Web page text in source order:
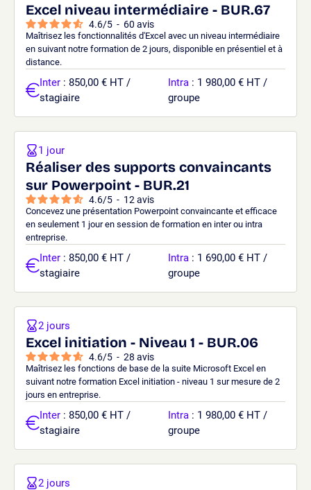
Excel niveau intermédiaire - BUR.67
4.6/5 - 60 avis
Maîtrisez les fonctionnalités d'Excel avec un niveau intermédiaire
en suivant notre formation de 2 jours, disponible en présentiel et à
distance.
Inter : 850,00 € HT /
stagiaire
Intra : 1 980,00 € HT /
groupe
Réaliser des supports convaincants
sur Powerpoint - BUR.21
4.6/5 - 12 avis
Concevez une présentation Powerpoint convaincante et efficace
en seulement 1 jour en session de formation en inter ou intra
entreprise.
1 jour
Inter : 850,00 € HT /
stagiaire
Intra : 1 690,00 € HT /
groupe
Excel initiation - Niveau 1 - BUR.06
4.6/5 - 28 avis
Maîtrisez les fonctions de base de la suite Microsoft Excel en
suivant notre formation Excel initiation - niveau 1 sur mesure de 2
jours en entreprise.
2 jours
Inter : 850,00 € HT /
stagiaire
Intra : 1 980,00 € HT /
groupe
2 jours